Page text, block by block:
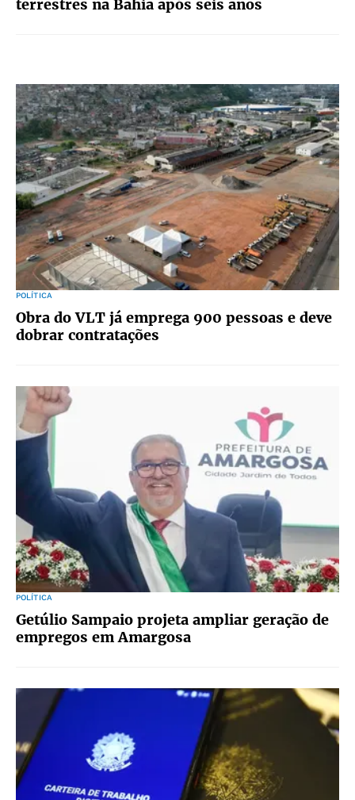
terrestres na Bahia após seis anos
POLÍTICA
Obra do VLT já emprega 900 pessoas e deve
dobrar contratações
POLÍTICA
Getúlio Sampaio projeta ampliar geração de
empregos em Amargosa